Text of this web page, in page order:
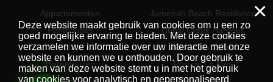
Appartementen
Penthouses
Villa's
Herenhuizen
Jumeirah Beach Residence
Dubai Creek Harbour
Dubai Hills Estate
Port de La Mer
×
Deze website maakt gebruik van cookies om u een zo
goed mogelijke ervaring te bieden. Met deze cookies
verzamelen we informatie over uw interactie met onze
website en kunnen we u onthouden. Door gebruik te
maken van deze website stemt u in met het gebruik
van cookies voor analytisch en gepersonaliseerd